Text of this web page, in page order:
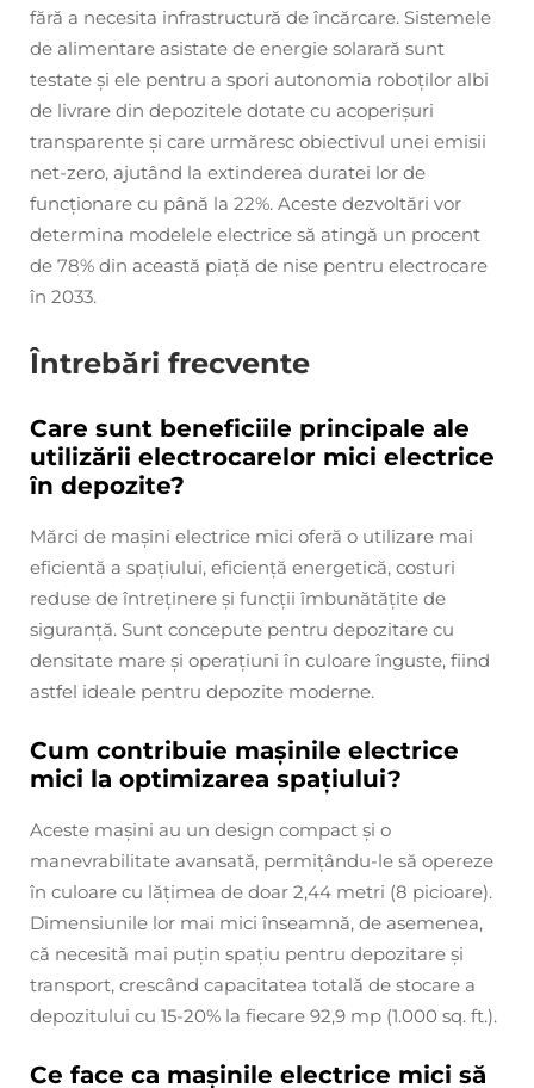
fără a necesita infrastructură de încărcare. Sistemele
de alimentare asistate de energie solarară sunt
testate și ele pentru a spori autonomia roboților albi
de livrare din depozitele dotate cu acoperișuri
transparente și care urmăresc obiectivul unei emisii
net-zero, ajutând la extinderea duratei lor de
funcționare cu până la 22%. Aceste dezvoltări vor
determina modelele electrice să atingă un procent
de 78% din această piață de nise pentru electrocare
în 2033.
Întrebări frecvente
Care sunt beneficiile principale ale
utilizării electrocarelor mici electrice
în depozite?
Mărci de mașini electrice mici oferă o utilizare mai
eficientă a spațiului, eficiență energetică, costuri
reduse de întreținere și funcții îmbunătățite de
siguranță. Sunt concepute pentru depozitare cu
densitate mare și operațiuni în culoare înguste, fiind
astfel ideale pentru depozite moderne.
Cum contribuie mașinile electrice
mici la optimizarea spațiului?
Aceste mașini au un design compact și o
manevrabilitate avansată, permițându-le să opereze
în culoare cu lățimea de doar 2,44 metri (8 picioare).
Dimensiunile lor mai mici înseamnă, de asemenea,
că necesită mai puțin spațiu pentru depozitare și
transport, crescând capacitatea totală de stocare a
depozitului cu 15-20% la fiecare 92,9 mp (1.000 sq. ft.).
Ce face ca mașinile electrice mici să